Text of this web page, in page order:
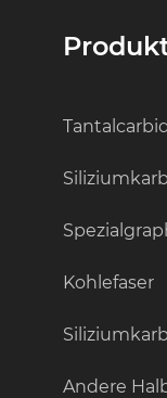
Kohlefaser
Andere